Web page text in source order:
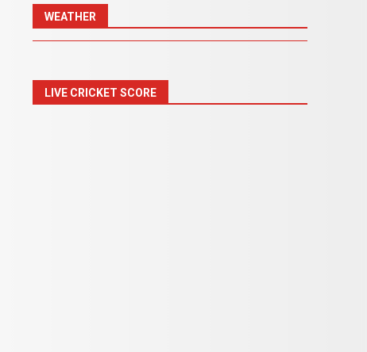
WEATHER
LIVE CRICKET SCORE